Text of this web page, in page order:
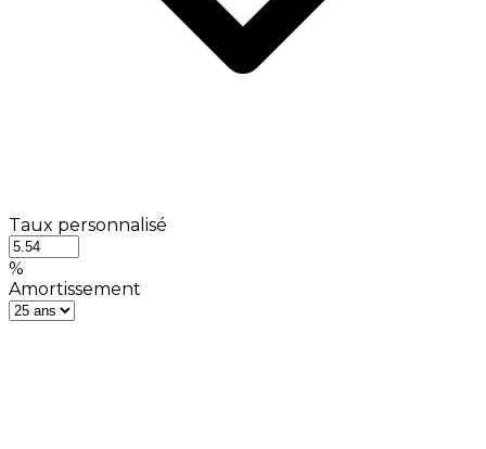
Taux personnalisé
%
Amortissement